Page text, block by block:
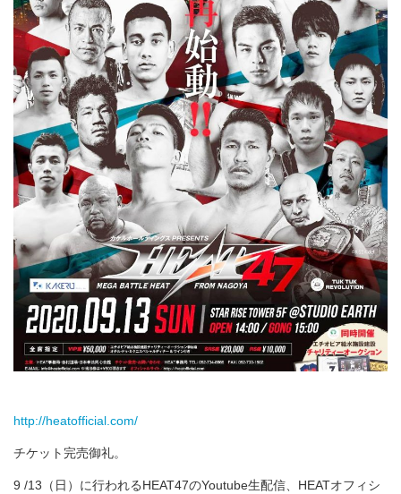
http://heatofficial.com/
チケット完売御礼。
9 /13（日）に行われるHEAT47のYoutube生配信、HEATオフィシ